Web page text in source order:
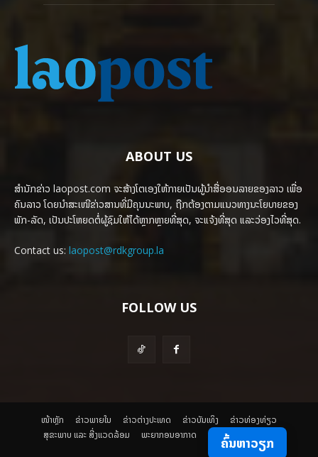
ABOUT US
ສຳນັກຂ່າວ laopost.com ຈະສ້າງໂຕເອງໃຫ້ກາຍເປັນຜູ້ນຳສື່ອອນລາຍຂອງລາວ ເພື່ອ
ຄົນລາວ ໂດຍນຳສະເໜີຂ່າວສານທີ່ມີຄຸນນະພາບ, ຖືກຕ້ອງຕາມແນວທາງນະໂຍບາຍຂອງ
ພັກ-ລັດ, ເປັນປະໂຫຍດຕໍ່ຜູ້ຊົມໃຫ້ໄດ້ຫຼາກຫຼາຍທີ່ສຸດ, ຈະແຈ້ງທີ່ສຸດ ແລະວ່ອງໄວທີ່ສຸດ.
Contact us: laopost@rdkgroup.la
FOLLOW US
ໜ້າຫຼັກ ຂ່າວພາຍ​ໃນ ຂ່າວຕ່າງປະເທດ ​ຂ່າວບັນເທິງ
​ຂ່າວທ່ອງທ່ຽວ
ສຸຂະພາບ ແລະ ສີ່ງແວດລ້ອມ
ພະຍາກອນອາກາດ ຄົ້ນຫາວຽກ